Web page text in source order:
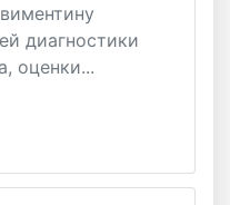
диагностики
оценки...